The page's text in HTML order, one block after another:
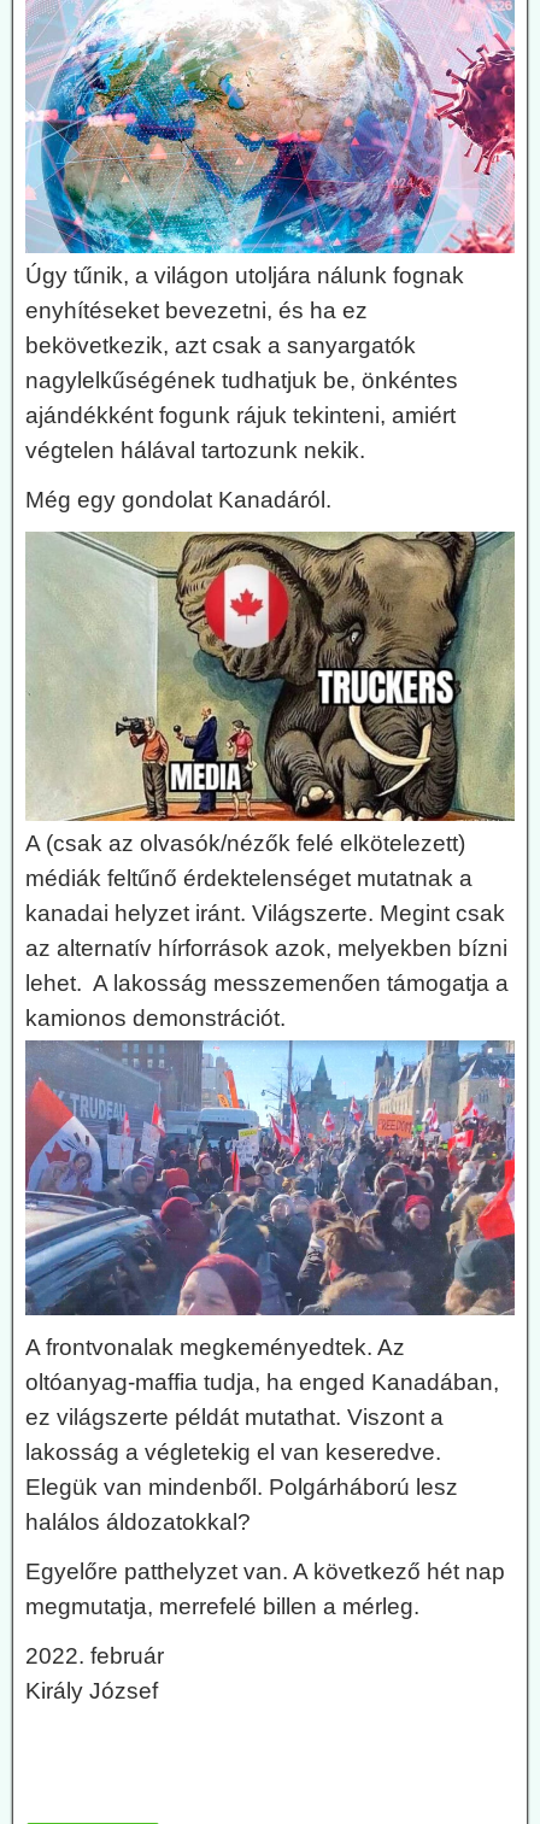
Úgy tűnik, a világon utoljára nálunk fognak
enyhítéseket bevezetni, és ha ez
bekövetkezik, azt csak a sanyargatók
nagylelkűségének tudhatjuk be, önkéntes
ajándékként fogunk rájuk tekinteni, amiért
végtelen hálával tartozunk nekik.
Még egy gondolat Kanadáról.
A (csak az olvasók/nézők felé elkötelezett)
médiák feltűnő érdektelenséget mutatnak a
kanadai helyzet iránt. Világszerte. Megint csak
az alternatív hírforrások azok, melyekben bízni
lehet. A lakosság messzemenően támogatja a
kamionos demonstrációt.
A frontvonalak megkeményedtek. Az
oltóanyag-maffia tudja, ha enged Kanadában,
ez világszerte példát mutathat. Viszont a
lakosság a végletekig el van keseredve.
Elegük van mindenből. Polgárháború lesz
halálos áldozatokkal?
Egyelőre patthelyzet van. A következő hét nap
megmutatja, merrefelé billen a mérleg.
2022. február
Király József